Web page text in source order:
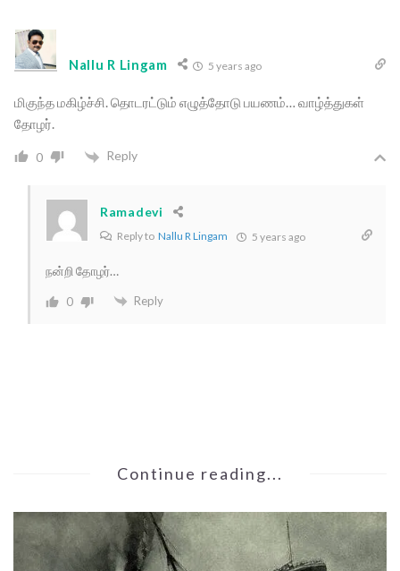
Nallu R Lingam 5 years ago
மிகுந்த மகிழ்ச்சி. தொடரட்டும் எழுத்தோடு பயணம்… வாழ்த்துகள்
தோழர்.
0 Reply
Ramadevi
Reply to Nallu R Lingam 5 years ago
நன்றி தோழர்…
0 Reply
Continue reading...